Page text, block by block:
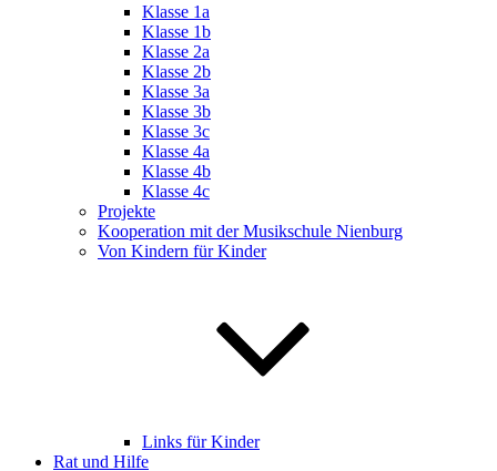
Klasse 1a
Klasse 1b
Klasse 2a
Klasse 2b
Klasse 3a
Klasse 3b
Klasse 3c
Klasse 4a
Klasse 4b
Klasse 4c
Projekte
Kooperation mit der Musikschule Nienburg
Von Kindern für Kinder
Links für Kinder
Rat und Hilfe